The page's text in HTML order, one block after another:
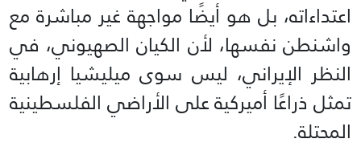
اعتداءاته، بل هو أيضًا مواجهة غير مباشرة مع
واشنطن نفسها، لأن الكيان الصهيوني، في
النظر الإيراني، ليس سوى ميليشيا إرهابية
تمثل ذراعًا أميركية على الأراضي الفلسطينية
المحتلة.